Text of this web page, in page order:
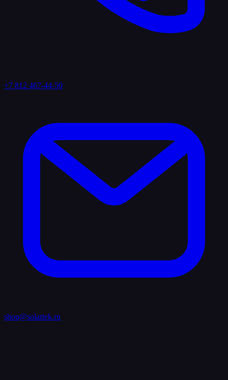
+7 812 467-44-50
shop@solartek.ru